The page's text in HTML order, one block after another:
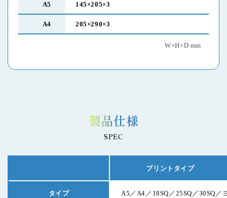
A5 145×205×3
A4 205×290×3
W×H×D mm
製品仕様
SPEC
プリントタイプ
タイプ A5／A4／18SQ／25SQ／30SQ／